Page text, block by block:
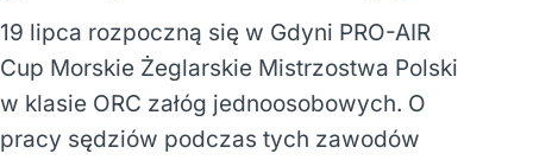
19 lipca rozpoczną się w Gdyni PRO-AIR
Cup Morskie Żeglarskie Mistrzostwa Polski
w klasie ORC załóg jednoosobowych. O
pracy sędziów podczas tych zawodów